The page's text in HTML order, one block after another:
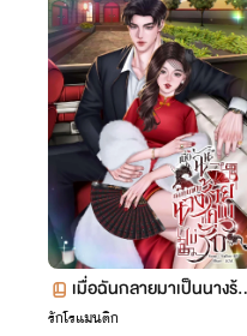
เมื่อฉันกลายมาเป็นนางร้า
ยที่คุณไม่รัก
รักโรแมนติก